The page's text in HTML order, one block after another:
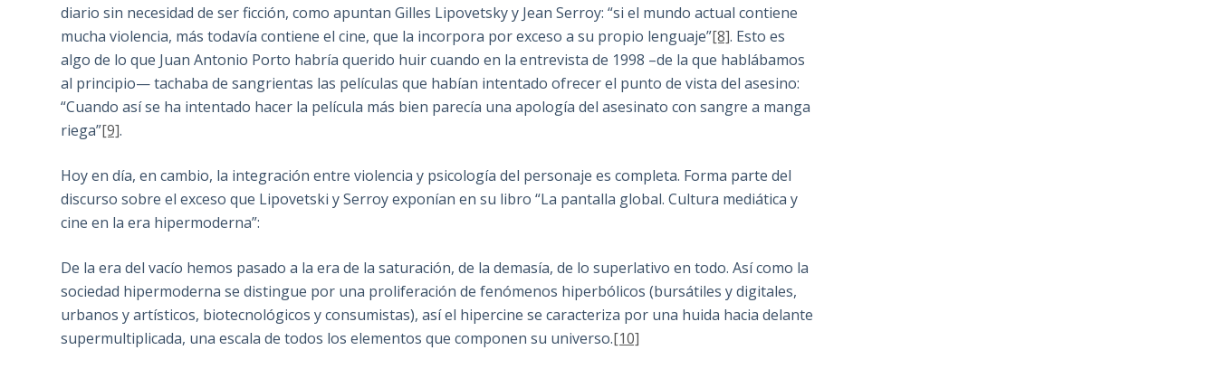
diario sin necesidad de ser ficción, como apuntan Gilles Lipovetsky y Jean Serroy: “si el mundo actual contiene
mucha violencia, más todavía contiene el cine, que la incorpora por exceso a su propio lenguaje”[8]. Esto es
algo de lo que Juan Antonio Porto habría querido huir cuando en la entrevista de 1998 –de la que hablábamos
al principio— tachaba de sangrientas las películas que habían intentado ofrecer el punto de vista del asesino:
“Cuando así se ha intentado hacer la película más bien parecía una apología del asesinato con sangre a manga
riega”[9].
Hoy en día, en cambio, la integración entre violencia y psicología del personaje es completa. Forma parte del
discurso sobre el exceso que Lipovetski y Serroy exponían en su libro “La pantalla global. Cultura mediática y
cine en la era hipermoderna”:
De la era del vacío hemos pasado a la era de la saturación, de la demasía, de lo superlativo en todo. Así como la
sociedad hipermoderna se distingue por una proliferación de fenómenos hiperbólicos (bursátiles y digitales,
urbanos y artísticos, biotecnológicos y consumistas), así el hipercine se caracteriza por una huida hacia delante
supermultiplicada, una escala de todos los elementos que componen su universo.[10]